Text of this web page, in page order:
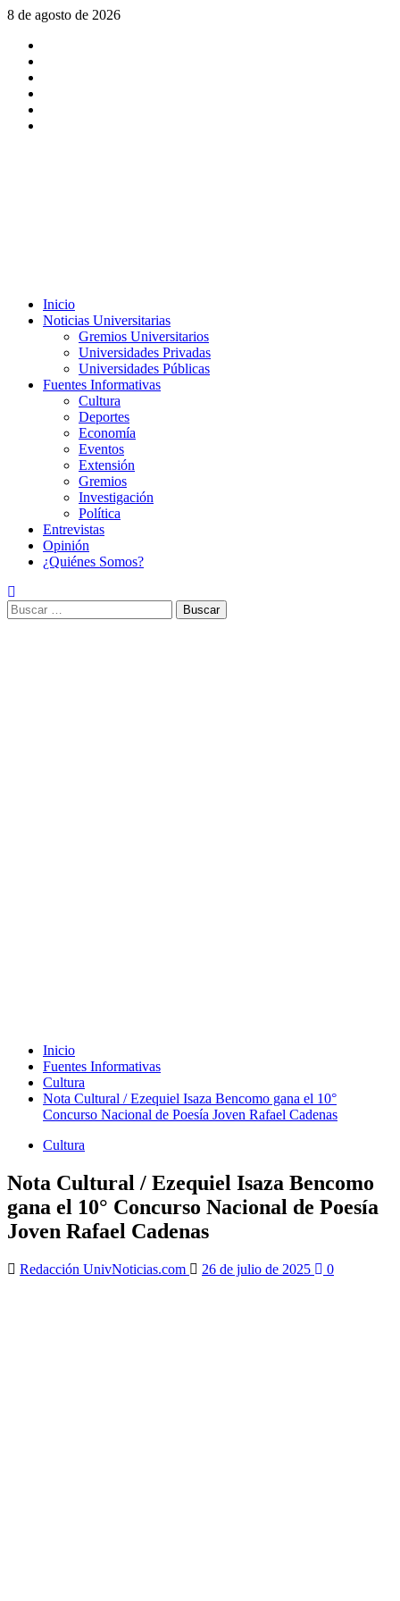
Saltar
contenido
8 de agosto de 2026
Menú
principal
Inicio
Noticias Universitarias
Gremios Universitarios
Universidades Privadas
Universidades Públicas
Fuentes Informativas
Cultura
Deportes
Economía
Eventos
Extensión
Gremios
Investigación
Política
Entrevistas
Opinión
¿Quiénes Somos?
Buscar:
Inicio
Fuentes Informativas
Cultura
Nota Cultural / Ezequiel Isaza Bencomo gana el 10°
Concurso Nacional de Poesía Joven Rafael Cadenas
Cultura
Nota Cultural / Ezequiel Isaza Bencomo
gana el 10° Concurso Nacional de Poesía
Joven Rafael Cadenas
Redacción UnivNoticias.com 26 de julio de 2025 0